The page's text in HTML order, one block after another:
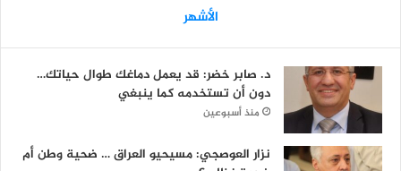
الأشهر
د. صابر خضر: قد يعمل دماغك طوال حياتك…
دون أن تستخدمه كما ينبغي
منذ أسبوعين
نزار العوصجي: مسيحيو العراق … ضحية وطن أم